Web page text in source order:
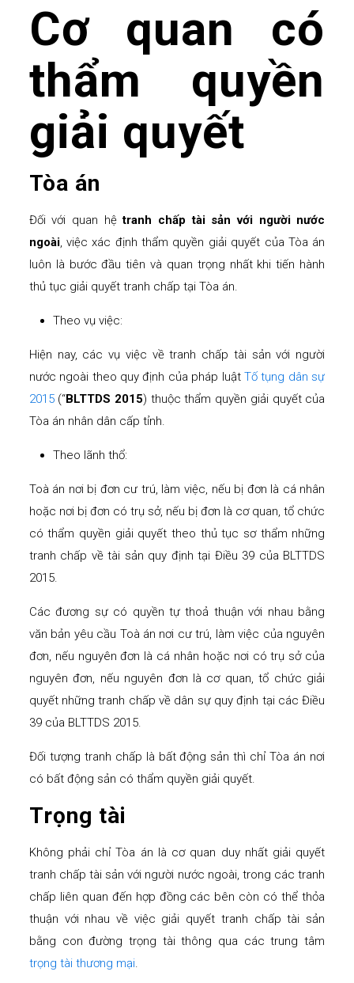
Cơ quan có
thẩm quyền
giải quyết
Tòa án
Đối với quan hệtranh chấp tài sản với người nước
ngoài, việc xác định thẩm quyền giải quyết của Tòa án
luôn là bước đầu tiên và quan trọng nhất khi tiến hành
thủ tục giải quyết tranh chấp tại Tòa án.
Theo vụ việc:
Hiện nay, các vụ việc về tranh chấp tài sản với người
nước ngoài theo quy định của pháp luật Tố tụng dân sự
2015(“BLTTDS 2015) thuộc thẩm quyền giải quyết của
Tòa án nhân dân cấp tỉnh.
Theo lãnh thổ:
Toà án nơi bị đơn cư trú, làm việc, nếu bị đơn là cá nhân
hoặc nơi bị đơn có trụ sở, nếu bị đơn là cơ quan, tổ chức
có thẩm quyền giải quyết theo thủ tục sơ thẩm những
tranh chấp về tài sản quy định tại Điều 39 của BLTTDS
2015.
Các đương sự có quyền tự thoả thuận với nhau bằng
văn bản yêu cầu Toà án nơi cư trú, làm việc của nguyên
đơn, nếu nguyên đơn là cá nhân hoặc nơi có trụ sở của
nguyên đơn, nếu nguyên đơn là cơ quan, tổ chức giải
quyết những tranh chấp về dân sự quy định tại các Điều
39 của BLTTDS 2015.
Đối tượng tranh chấp là bất động sản thì chỉ Tòa án nơi
có bất động sản có thẩm quyền giải quyết.
Trọng tài
Không phải chỉ Tòa án là cơ quan duy nhất giải quyết
tranh chấp tài sản với người nước ngoài, trong các tranh
chấp liên quan đến hợp đồng các bên còn có thể thỏa
thuận với nhau về việc giải quyết tranh chấp tài sản
bằng con đường trọng tài thông qua các trung tâm
trọng tài thương mại.